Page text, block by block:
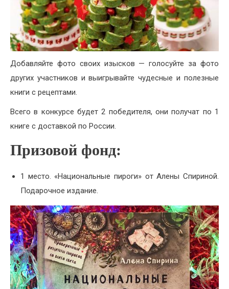
Добавляйте фото своих изысков — голосуйте за фото
других участников и выигрывайте чудесные и полезные
книги с рецептами.
Всего в конкурсе будет 2 победителя, они получат по 1
книге с доставкой по России.
Призовой фонд:
1 место. «Национальные пироги» от Алены Спириной.
Подарочное издание.